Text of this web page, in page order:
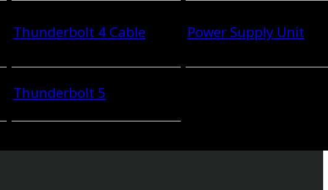
Thunderbolt 4 Cable Power Supply Unit
Thunderbolt 5